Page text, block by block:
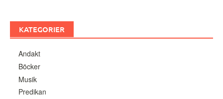
KATEGORIER
Andakt
Böcker
Musik
Predikan